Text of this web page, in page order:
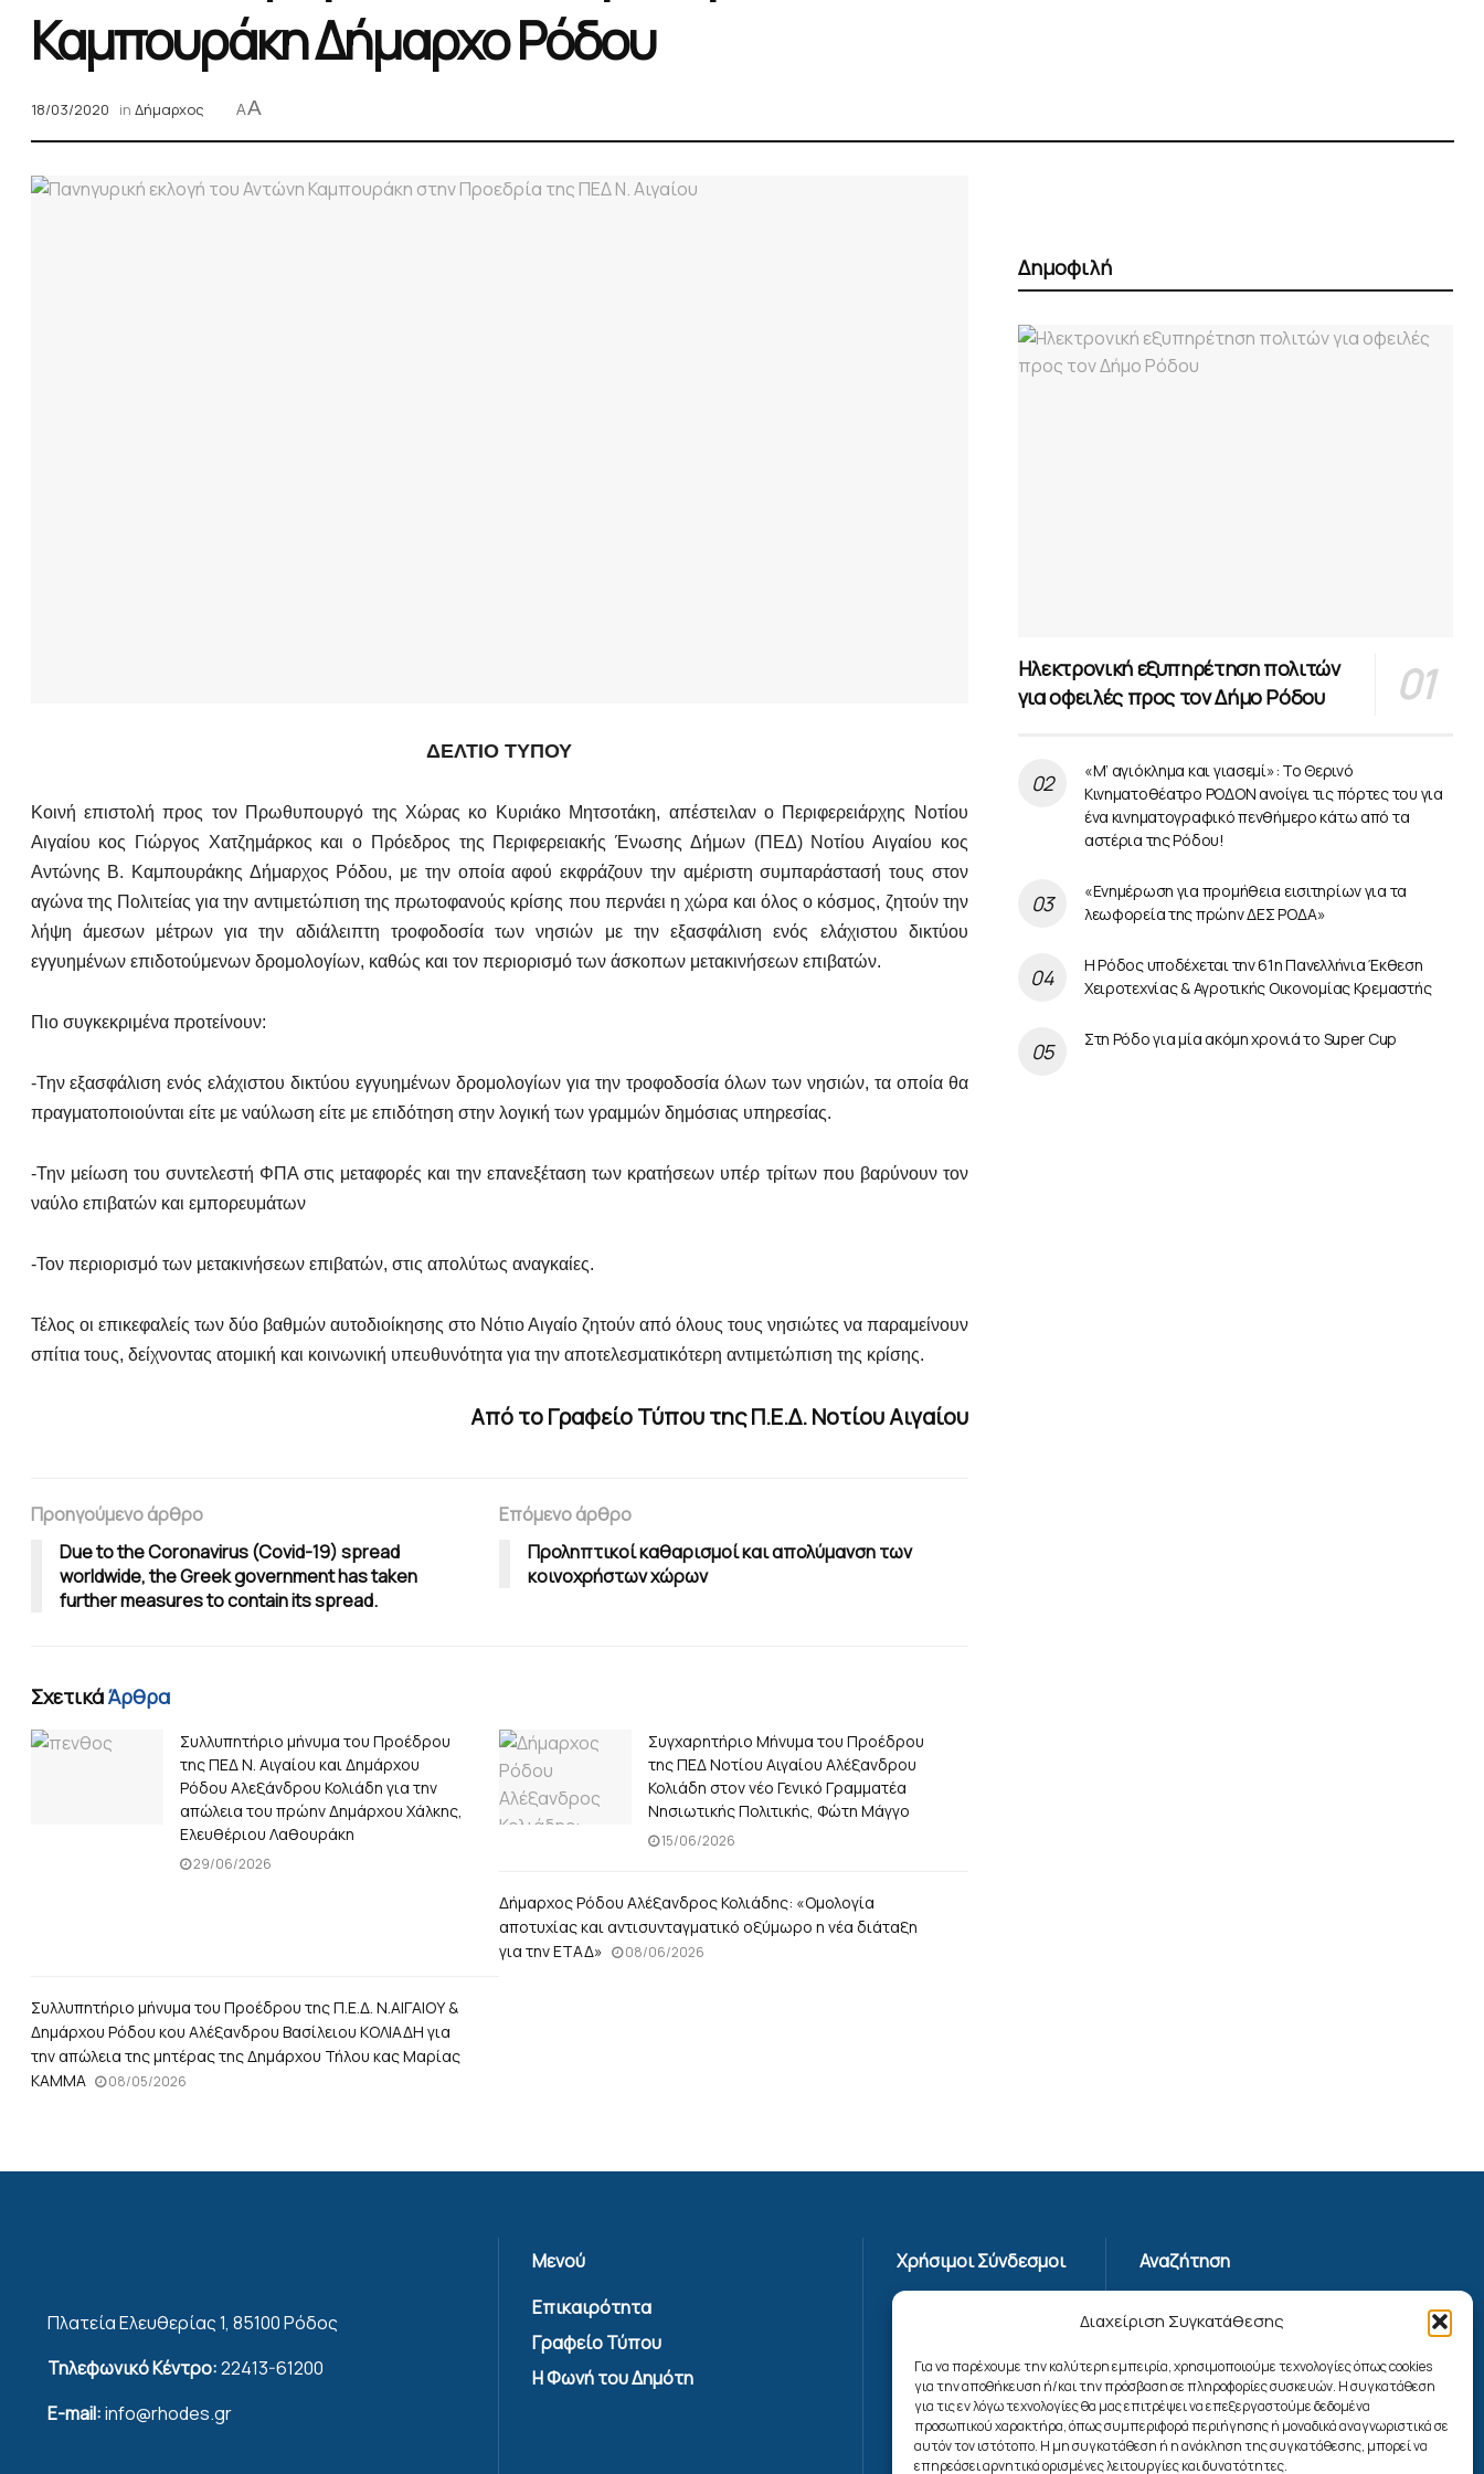
Διαχείριση Συγκατάθεσης
Για να παρέχουμε την καλύτερη εμπειρία, χρησιμοποιούμε τεχνολογίες όπως cookies
για την αποθήκευση ή/και την πρόσβαση σε πληροφορίες συσκευών. Η συγκατάθεση
για τις εν λόγω τεχνολογίες θα μας επιτρέψει να επεξεργαστούμε δεδομένα
προσωπικού χαρακτήρα, όπως συμπεριφορά περιήγησης ή μοναδικά αναγνωριστικά σε
αυτόν τον ιστότοπο. Η μη συγκατάθεση ή η ανάκληση της συγκατάθεσης, μπορεί να
επηρεάσει αρνητικά ορισμένες λειτουργίες και δυνατότητες.
Καμπουράκη Δήμαρχο Ρόδου
18/03/2020 in Δήμαρχος AA
ΔΕΛΤΙΟ ΤΥΠΟΥ
Κοινή επιστολή προς τον Πρωθυπουργό της Χώρας κο Κυριάκο Μητσοτάκη, απέστειλαν ο Περιφερειάρχης Νοτίου
Αιγαίου κος Γιώργος Χατζημάρκος και ο Πρόεδρος της Περιφερειακής Ένωσης Δήμων (ΠΕΔ) Νοτίου Αιγαίου κος
Αντώνης Β. Καμπουράκης Δήμαρχος Ρόδου, με την οποία αφού εκφράζουν την αμέριστη συμπαράστασή τους στον
αγώνα της Πολιτείας για την αντιμετώπιση της πρωτοφανούς κρίσης που περνάει η χώρα και όλος ο κόσμος, ζητούν την
λήψη άμεσων μέτρων για την αδιάλειπτη τροφοδοσία των νησιών με την εξασφάλιση ενός ελάχιστου δικτύου
εγγυημένων επιδοτούμενων δρομολογίων, καθώς και τον περιορισμό των άσκοπων μετακινήσεων επιβατών.
Πιο συγκεκριμένα προτείνουν:
-Την εξασφάλιση ενός ελάχιστου δικτύου εγγυημένων δρομολογίων για την τροφοδοσία όλων των νησιών, τα οποία θα
πραγματοποιούνται είτε με ναύλωση είτε με επιδότηση στην λογική των γραμμών δημόσιας υπηρεσίας.
-Την μείωση του συντελεστή ΦΠΑ στις μεταφορές και την επανεξέταση των κρατήσεων υπέρ τρίτων που βαρύνουν τον
ναύλο επιβατών και εμπορευμάτων
-Τον περιορισμό των μετακινήσεων επιβατών, στις απολύτως αναγκαίες.
Τέλος οι επικεφαλείς των δύο βαθμών αυτοδιοίκησης στο Νότιο Αιγαίο ζητούν από όλους τους νησιώτες να παραμείνουν
σπίτια τους, δείχνοντας ατομική και κοινωνική υπευθυνότητα για την αποτελεσματικότερη αντιμετώπιση της κρίσης.
Από το Γραφείο Τύπου της Π.Ε.Δ. Νοτίου Αιγαίου
Προηγούμενο άρθρο
Due to the Coronavirus (Covid-19) spread
worldwide, the Greek government has taken
further measures to contain its spread.
Επόμενο άρθρο
Προληπτικοί καθαρισμοί και απολύμανση των
κοινοχρήστων χώρων
ΣχετικάΆρθρα
Συλλυπητήριο μήνυμα του Προέδρου
της ΠΕΔ Ν. Αιγαίου και Δημάρχου
Ρόδου Αλεξάνδρου Κολιάδη για την
απώλεια του πρώην Δημάρχου Χάλκης,
Ελευθέριου Λαθουράκη
29/06/2026
Συγχαρητήριο Μήνυμα του Προέδρου
της ΠΕΔ Νοτίου Αιγαίου Αλέξανδρου
Κολιάδη στον νέο Γενικό Γραμματέα
Νησιωτικής Πολιτικής, Φώτη Μάγγο
15/06/2026
Δήμαρχος Ρόδου Αλέξανδρος Κολιάδης: «Ομολογία
αποτυχίας και αντισυνταγματικό οξύμωρο η νέα διάταξη
για την ΕΤΑΔ»
08/06/2026
Συλλυπητήριο μήνυμα του Προέδρου της Π.Ε.Δ. Ν.ΑΙΓΑΙΟΥ &
Δημάρχου Ρόδου κου Αλέξανδρου Βασίλειου ΚΟΛΙΑΔΗ για
την απώλεια της μητέρας της Δημάρχου Τήλου κας Μαρίας
ΚΑΜΜΑ
08/05/2026
Δημοφιλή
Ηλεκτρονική εξυπηρέτηση πολιτών
για οφειλές προς τον Δήμο Ρόδου
«Μ’ αγιόκλημα και γιασεμί»: Το Θερινό
Κινηματοθέατρο ΡΟΔΟΝ ανοίγει τις πόρτες του για
ένα κινηματογραφικό πενθήμερο κάτω από τα
αστέρια της Ρόδου!
«Ενημέρωση για προμήθεια εισιτηρίων για τα
λεωφορεία της πρώην ΔΕΣ ΡΟΔΑ»
Η Ρόδος υποδέχεται την 61η Πανελλήνια Έκθεση
Χειροτεχνίας & Αγροτικής Οικονομίας Κρεμαστής
Στη Ρόδο για μία ακόμη χρονιά το Super Cup
Πλατεία Ελευθερίας 1, 85100 Ρόδος
Τηλεφωνικό Κέντρο:22413-61200
E-mail:info@rhodes.gr
Μενού
Επικαιρότητα
Γραφείο Τύπου
Η Φωνή του Δημότη
Χρήσιμοι Σύνδεσμοι
Υπηρεσίας
Επικοινωνίας
Πολιτική Cookies
(ΕΕ)
Αναζήτηση
Ακολουθήστε μας